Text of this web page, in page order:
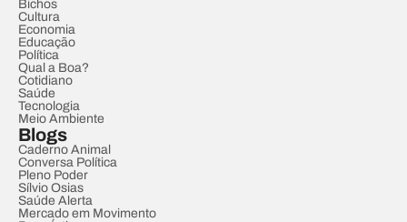
Bichos
Cultura
Economia
Educação
Política
Qual a Boa?
Cotidiano
Saúde
Tecnologia
Meio Ambiente
Blogs
Caderno Animal
Conversa Política
Pleno Poder
Sílvio Osias
Saúde Alerta
Mercado em Movimento